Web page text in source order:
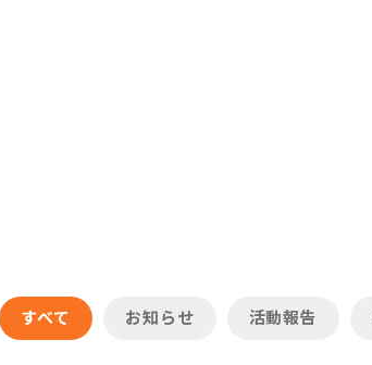
すべて お知らせ 活動報告